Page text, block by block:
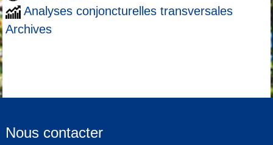
Analyses conjoncturelles transversales
Archives
Nous contacter